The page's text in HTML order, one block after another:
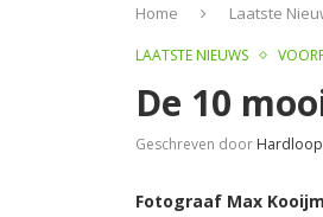
Home Laatste
LAATSTE NIEUWS
De 10
Geschreven door
Fotograaf Max